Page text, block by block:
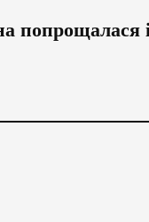
попрощалася